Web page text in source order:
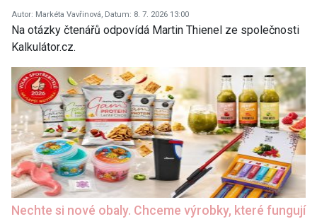
Autor: Markéta Vavřinová, Datum: 8. 7. 2026 13:00
Na otázky čtenářů odpovídá Martin Thienel ze společnosti
Kalkulátor.cz.
Nechte si nové obaly. Chceme výrobky, které fungují